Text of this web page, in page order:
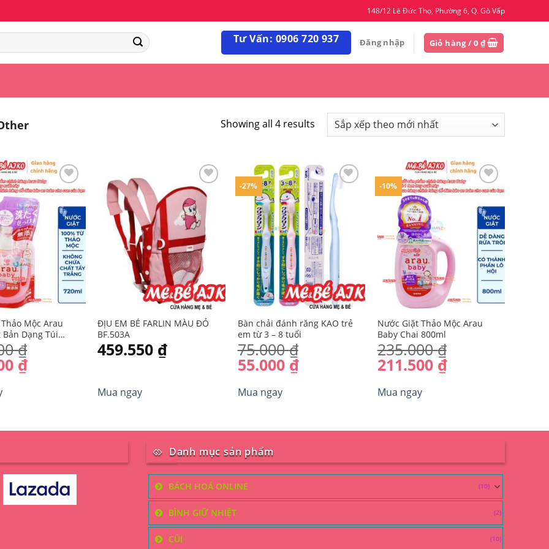
148/12 Lê Đức Thọ, Phường 6, Q. Gò Vấp
Tư Vấn: 0906 720 937 Đăng nhập Giỏ hàng / 0 ₫
Showing all 4 results
Yêu
thích
Mộc Arau
Dạng Túi
₫
₫Giá
Yêu
thích
ĐỊU EM BÉ FARLIN MÀU ĐỎ
BF.503A
459.550 ₫
Mua ngay
-27%
Bàn chải đánh răng KAO trẻ
em từ 3 – 8 tuổi
75.000₫
55.000 ₫
phẩm
biến
thể.
Các
tùy
Mua ngay
-10%
Yêu
thích
Nước Giặt Thảo Mộc Arau
Baby Chai 800ml
235.000₫
Giá
là:
211.500 ₫Giá
Mua ngay
Danh mục sản phẩm
BÁCH HOÁ ONLINE (10)
BÌNH GIỮ NHIỆT (2)
CŨI (10)